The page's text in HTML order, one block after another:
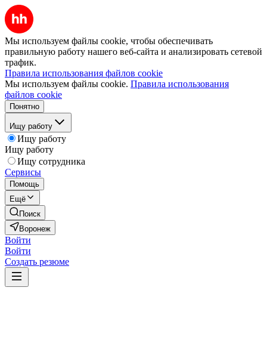
Мы используем файлы cookie, чтобы обеспечивать
правильную работу нашего веб-сайта и анализировать сетевой
трафик.
Правила использования файлов cookie
Мы используем файлы cookie. Правила использования
файлов cookie
Понятно
Ищу работу
Ищу работу
Ищу работу
Ищу сотрудника
Сервисы
Помощь
Ещё
Поиск
Воронеж
Войти
Войти
Создать резюме